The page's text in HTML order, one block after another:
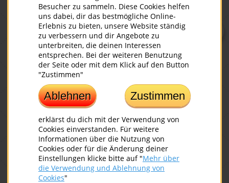
Besucher zu sammeln. Diese Cookies helfen
uns dabei, dir das bestmögliche Online-
Erlebnis zu bieten, unsere Website ständig
zu verbessern und dir Angebote zu
unterbreiten, die deinen Interessen
entsprechen. Bei der weiteren Benutzung
der Seite oder mit dem Klick auf den Button
"Zustimmen"
Ablehnen Zustimmen
erklärst du dich mit der Verwendung von
Cookies einverstanden. Für weitere
Informationen über die Nutzung von
Cookies oder für die Änderung deiner
Einstellungen klicke bitte auf "Mehr über
die Verwendung und Ablehnung von
Cookies"
Augentraining funktioniert!
Erfahrung von Karl Gamper
Karl Gamper, ein bekannter
österreichischer Autor und Visionär,
hat mit der Norbekov Methode eine
beeindruckende Reise zurück zu
klarer Sicht erlebt. In diesem Video
berichtet er über seine Erfahrung.
2024-09-18 Weiterlesen
Feedback Augentraining nacvh der
Norbekov Methode